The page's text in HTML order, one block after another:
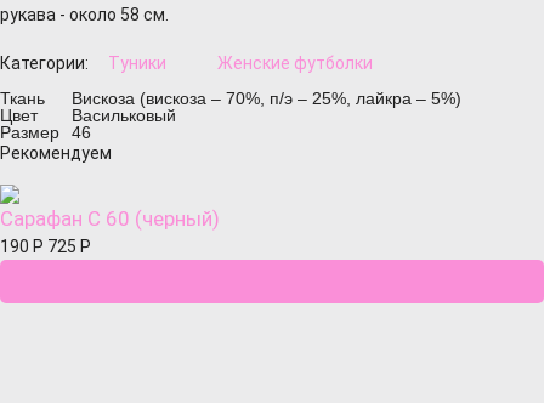
рукава - около 58 см.
Категории: Туники
Женские футболки
Ткань
Вискоза (вискоза – 70%, п/э – 25%, лайкра – 5%)
Цвет
Васильковый
Размер
46
Рекомендуем
Сарафан С 60 (черный)
190 Р 725 Р